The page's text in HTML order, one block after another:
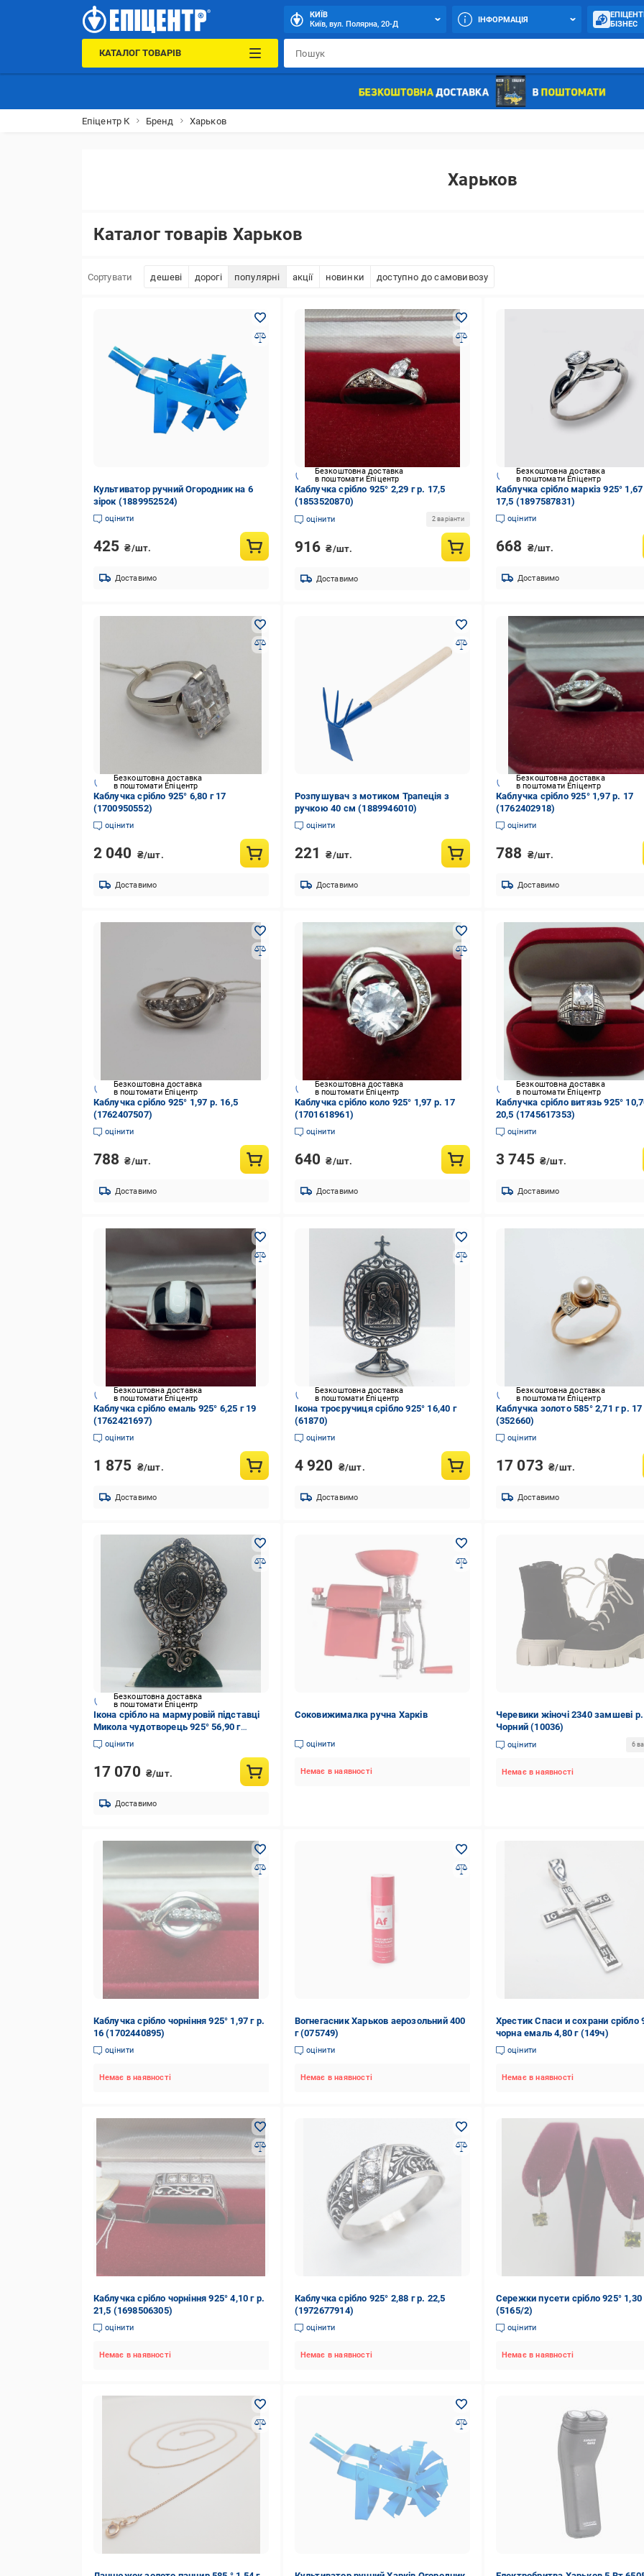
КИЇВ
Київ, вул. Полярна, 20-Д
ІНФОРМАЦІЯ
БІЗНЕС
КАТАЛОГ ТОВАРІВ
Епіцентр К Бренд Харьков
Харьков
Каталог товарів Харьков
Сортувати дешеві дорогі популярні акції новинки доступно до самовивозу
Культиватор ручний Огородник на 6
зірок (1889952524)
оцінити
425 ₴/шт.
Доставимо
Безкоштовна доставка
в поштомати Епіцентр
Каблучка срібло 925° 2,29 г р. 17,5
(1853520870)
оцінити 2 варіанти
916 ₴/шт.
Доставимо
Безкоштовна доставка
в поштомати Епіцентр
Каблучка срібло маркіз 925° 1,67
17,5 (1897587831)
оцінити
668 ₴/шт.
Доставимо
Безкоштовна доставка
в поштомати Епіцентр
Каблучка срібло 925° 6,80 г 17
(1700950552)
оцінити
2 040 ₴/шт.
Доставимо
Розпушувач з мотиком Трапеція з
ручкою 40 см (1889946010)
оцінити
221 ₴/шт.
Доставимо
Безкоштовна доставка
в поштомати Епіцентр
Каблучка срібло 925° 1,97 р. 17
(1762402918)
оцінити
788 ₴/шт.
Доставимо
Безкоштовна доставка
в поштомати Епіцентр
Каблучка срібло 925° 1,97 р. 16,5
(1762407507)
оцінити
788 ₴/шт.
Доставимо
Безкоштовна доставка
в поштомати Епіцентр
Каблучка срібло коло 925° 1,97 р. 17
(1701618961)
оцінити
640 ₴/шт.
Доставимо
Безкоштовна доставка
в поштомати Епіцентр
Каблучка срібло витязь 925°
20,5 (1745617353)
оцінити
3 745 ₴/шт.
Доставимо
Безкоштовна доставка
в поштомати Епіцентр
Каблучка срібло емаль 925° 6,25 г 19
(1762421697)
оцінити
1 875 ₴/шт.
Доставимо
Безкоштовна доставка
в поштомати Епіцентр
Ікона троєручиця срібло 925° 16,40 г
(61870)
оцінити
4 920 ₴/шт.
Доставимо
Безкоштовна доставка
в поштомати Епіцентр
Каблучка золото 585° 2,71 г р. 17
(352660)
оцінити
17 073 ₴/шт.
Доставимо
Безкоштовна доставка
в поштомати Епіцентр
Ікона срібло на мармуровій підставці
Микола чудотворець 925° 56,90 г
(61450)
оцінити
17 070 ₴/шт.
Доставимо
Соковижималка ручна Харків
оцінити
Немає в наявності
Черевики жіночі 2340 замшеві
Чорний (10036)
оцінити 6
Немає в наявності
Каблучка срібло чорніння 925° 1,97 г р.
16 (1702440895)
оцінити
Немає в наявності
Вогнегасник Харьков аерозольний 400
г (075749)
оцінити
Немає в наявності
Хрестик Спаси и сохрани срібло
чорна емаль 4,80 г (149ч)
оцінити
Немає в наявності
Каблучка срібло чорніння 925° 4,10 г р.
21,5 (1698506305)
оцінити
Немає в наявності
Каблучка срібло 925° 2,88 г р. 22,5
(1972677914)
оцінити
Немає в наявності
Сережки пусети срібло 925° 1,30
(5165/2)
оцінити
Немає в наявності